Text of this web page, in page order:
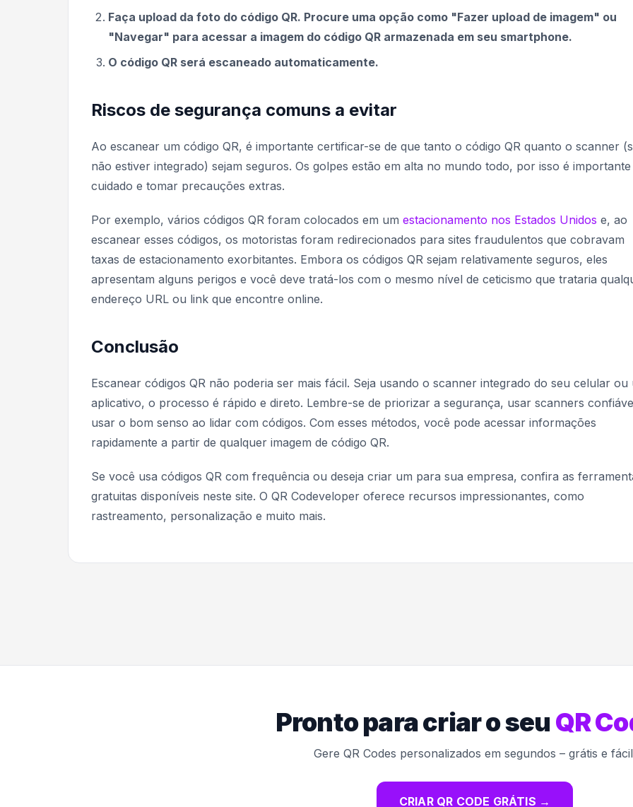
Faça upload da foto do código QR. Procure uma opção como "Fazer upload de imagem" ou
"Navegar" para acessar a imagem do código QR armazenada em seu smartphone.
O código QR será escaneado automaticamente.
Riscos de segurança comuns a evitar
Ao escanear um código QR, é importante certificar-se de que tanto o código QR quanto o scanner
não estiver integrado) sejam seguros. Os golpes estão em alta no mundo todo, por isso é
cuidado e tomar precauções extras.
Por exemplo, vários códigos QR foram colocados em um estacionamento nos Estados Unidos e, ao
escanear esses códigos, os motoristas foram redirecionados para sites fraudulentos que cobravam
taxas de estacionamento exorbitantes. Embora os códigos QR sejam relativamente seguros, eles
apresentam alguns perigos e você deve tratá-los com o mesmo nível de ceticismo que trataria
endereço URL ou link que encontre online.
Conclusão
Escanear códigos QR não poderia ser mais fácil. Seja usando o scanner integrado do seu celular ou
aplicativo, o processo é rápido e direto. Lembre-se de priorizar a segurança, usar scanners
usar o bom senso ao lidar com códigos. Com esses métodos, você pode acessar informações
rapidamente a partir de qualquer imagem de código QR.
Se você usa códigos QR com frequência ou deseja criar um para sua empresa, confira as
gratuitas disponíveis neste site. O QR Codeveloper oferece recursos impressionantes, como
rastreamento, personalização e muito mais.
Pronto para criar o seu QR
Gere QR Codes personalizados em segundos – grátis e
CRIAR QR CODE GRÁTIS →